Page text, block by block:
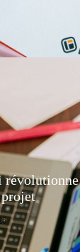
révolutionne